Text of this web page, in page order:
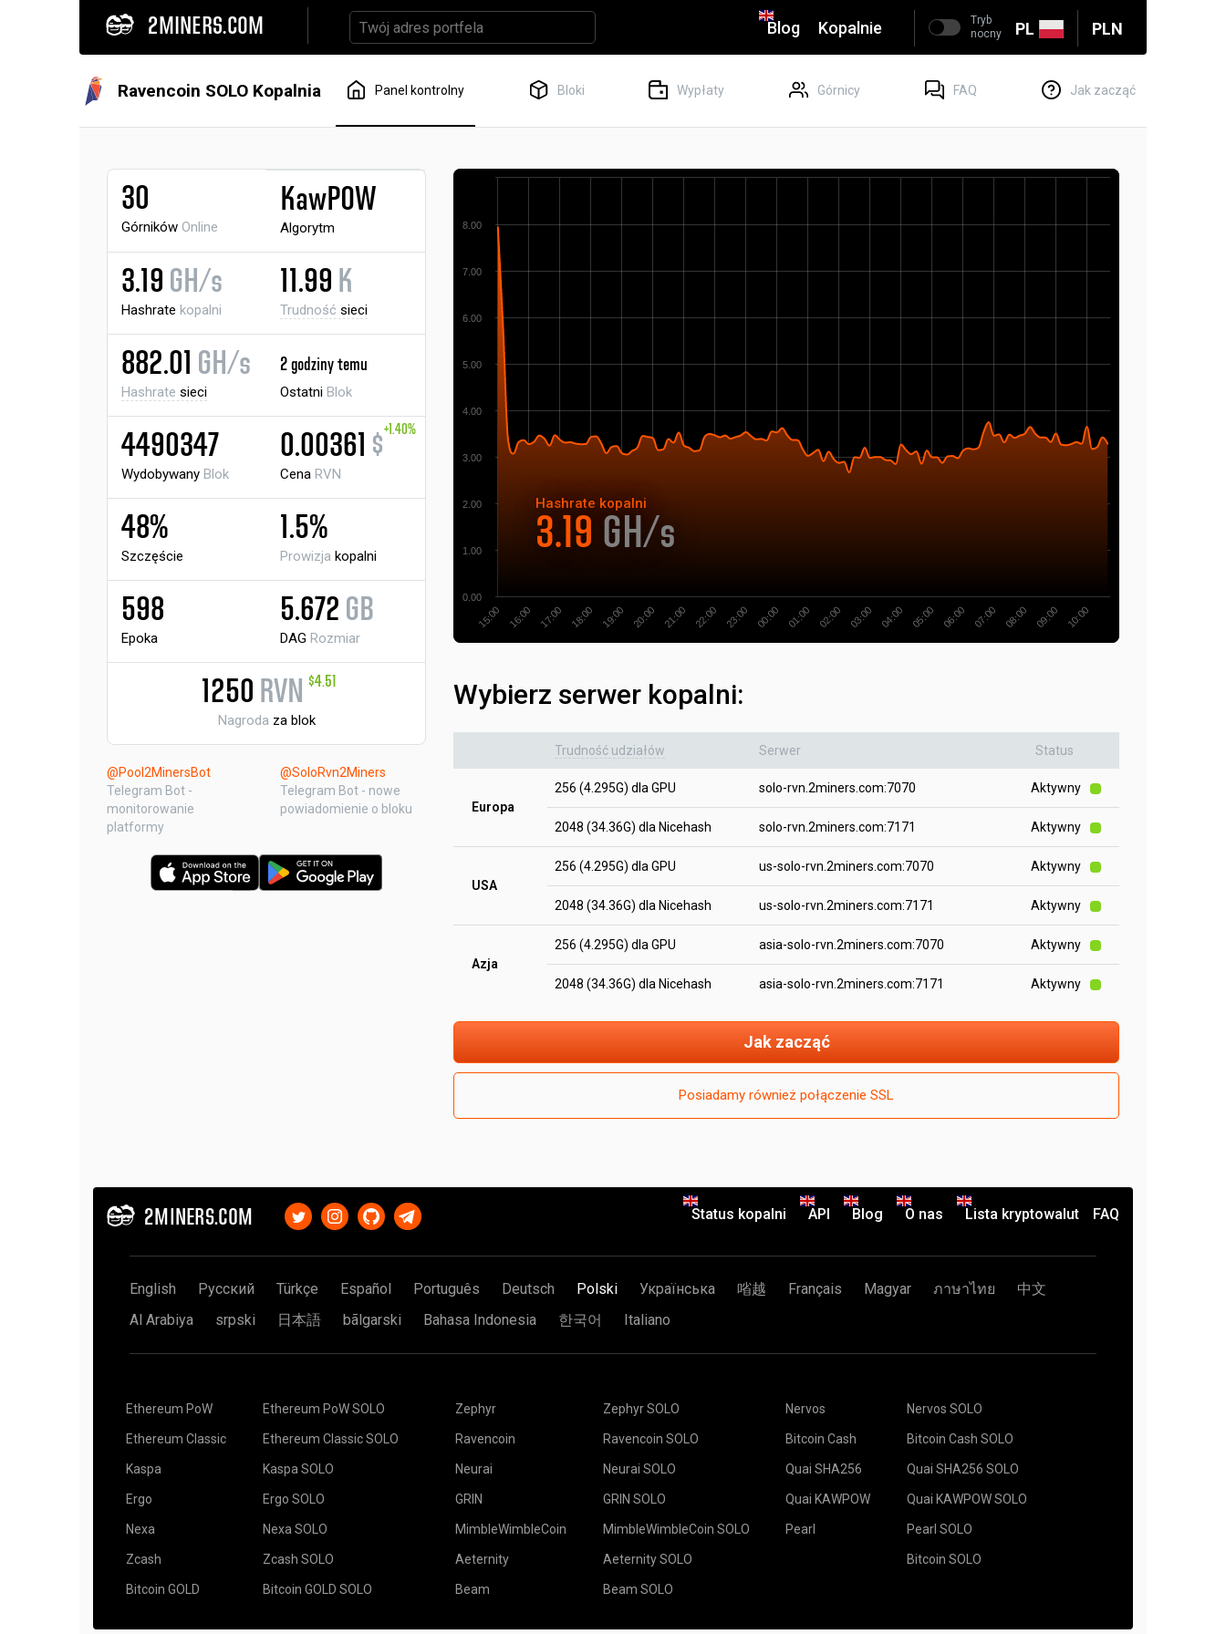
2MINERS.COM PL PLN
Blog Kopalnie
Tryb
nocny
Ravencoin SOLO Kopalnia Panel kontrolny Bloki Wypłaty Górnicy FAQ Jak zacząć
30
Górników Online
KawPOW
Algorytm
3.19 GH/s
Hashrate kopalni
11.99 K
Trudność sieci
882.01 GH/s
Hashrate sieci
2 godziny temu
Ostatni Blok
4490347
Wydobywany Blok
0.00361 $+1.40%
Cena RVN
48%
Szczęście
1.5%
Prowizja kopalni
598
Epoka
5.672 GB
DAG Rozmiar
1250 RVN $4.51
Nagroda za blok
@Pool2MinersBot
Telegram Bot -
monitorowanie
platformy
@SoloRvn2Miners
Telegram Bot - nowe
powiadomienie o bloku
Hashrate kopalni
3.19 GH/s
15:00 16:00 17:00 18:00 19:00 20:00 21:00 22:00 23:00 00:00 01:00 02:00 03:00 04:00 05:00 06:00 07:00 08:00 09:00 10:00
0.00
1.00
2.00
3.00
4.00
5.00
6.00
7.00
8.00
Wybierz serwer kopalni:
Trudność udziałów Serwer Status
Europa
256 (4.295G) dla GPU solo-rvn.2miners.com:7070 Aktywny
2048 (34.36G) dla Nicehash solo-rvn.2miners.com:7171 Aktywny
USA
256 (4.295G) dla GPU us-solo-rvn.2miners.com:7070 Aktywny
2048 (34.36G) dla Nicehash us-solo-rvn.2miners.com:7171 Aktywny
Azja
256 (4.295G) dla GPU asia-solo-rvn.2miners.com:7070 Aktywny
2048 (34.36G) dla Nicehash asia-solo-rvn.2miners.com:7171 Aktywny
Jak zacząć
Posiadamy również połączenie SSL
2MINERS.COM Status kopalni API Blog O nas Lista kryptowalut FAQ
English Русский Türkçe Español Português Deutsch Polski Українська 㗂越 Français Magyar ภาษาไทย
中文
Al Arabiya
srpski 日本語 bãlgarski Bahasa Indonesia 한국어 Italiano
Ethereum PoW
Ethereum Classic
Kaspa
Ergo
Nexa
Zcash
Bitcoin GOLD
Ethereum PoW SOLO
Ethereum Classic SOLO
Kaspa SOLO
Ergo SOLO
Nexa SOLO
Zcash SOLO
Bitcoin GOLD SOLO
Zephyr
Ravencoin
Neurai
GRIN
MimbleWimbleCoin
Aeternity
Beam
Zephyr SOLO
Ravencoin SOLO
Neurai SOLO
GRIN SOLO
MimbleWimbleCoin SOLO
Aeternity SOLO
Beam SOLO
Nervos
Bitcoin Cash
Quai SHA256
Quai KAWPOW
Pearl
Nervos SOLO
Bitcoin Cash SOLO
Quai SHA256 SOLO
Quai KAWPOW SOLO
Pearl SOLO
Bitcoin SOLO